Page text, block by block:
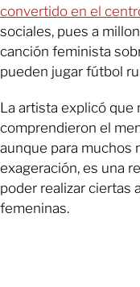
convertido en el
sociales, pues a
canción feminista
pueden jugar fútbol
La artista explicó que
comprendieron el
aunque para muchos
exageración, es una
poder realizar ciertas
femeninas.